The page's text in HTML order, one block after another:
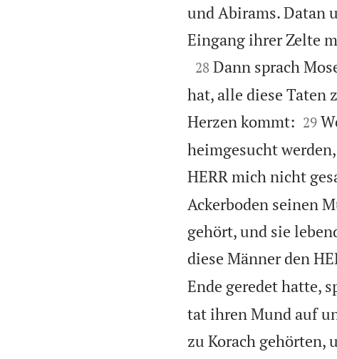
und Abirams. Datan
Eingang ihrer Zelte

28 Dann sprach
hat, alle diese Taten
Herzen kommt:
29
heimgesucht
HERR mich nicht
Ackerboden seinen
gehört, und sie
diese Männer den
Ende geredet hatte,
tat ihren Mund auf
zu Korach gehörten,